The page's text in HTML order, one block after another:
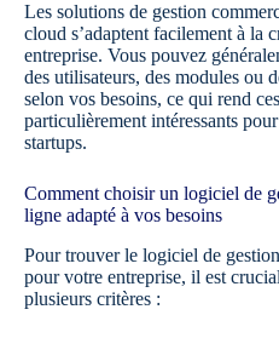
Les solutions de gestion
cloud s’adaptent facilement à la
entreprise. Vous pouvez
des utilisateurs, des modules ou
selon vos besoins, ce qui rend
particulièrement intéressants
startups.
Comment choisir un logiciel de
ligne adapté à vos besoins
Pour trouver le logiciel de
pour votre entreprise, il est
plusieurs critères :